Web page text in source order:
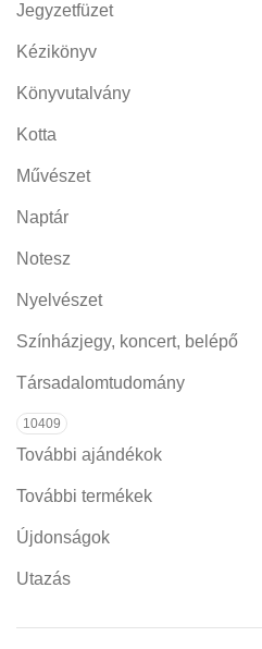
Jegyzetfüzet
Kézikönyv
Könyvutalvány
Kotta
Művészet
Naptár
Notesz
Nyelvészet
Színházjegy, koncert, belépő
Társadalomtudomány
10409
További ajándékok
További termékek
Újdonságok
Utazás